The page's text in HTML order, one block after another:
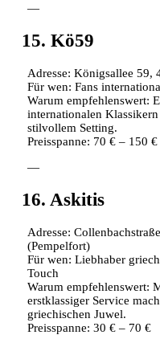
—
15. Kö59
Adresse: Königsallee 59,
Für wen: Fans
Warum empfehlenswert:
internationalen
stilvollem Setting.
Preisspanne: 70 € – 150 €
—
16. Askitis
Adresse:
(Pempelfort)
Für wen: Liebhaber
Touch
Warum empfehlenswert:
erstklassiger Service
griechischen Juwel.
Preisspanne: 30 € – 70 €